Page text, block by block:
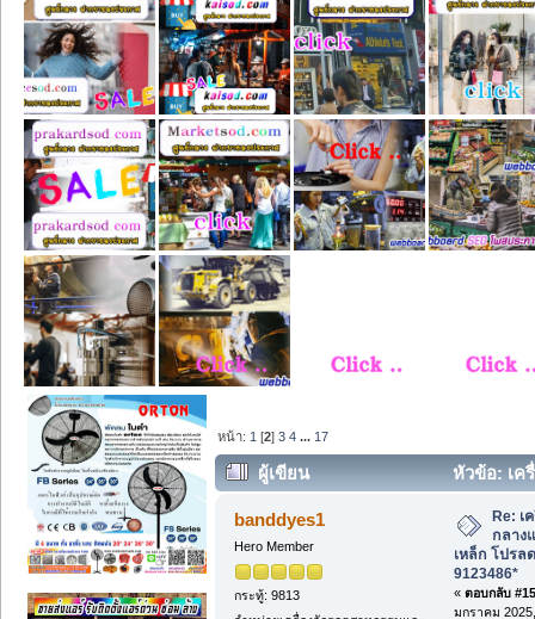
หน้า: 1 [2]3 4 ... 17
ผู้เขียน
หัวข้อ: เค
ชิงช้าเหล็ก โปรลดราคา คุณบอย081-
banddyes1
Hero Member
กระทู้: 9813
Re: เ
กลาง
เหล็ก โปรล
9123486*
« ตอบกลับ
มกราคม